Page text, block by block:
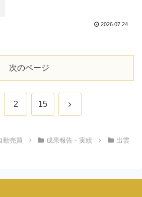
2026.07.24
次のページ
2 15 次
動売買 成果報告・実績 出雲